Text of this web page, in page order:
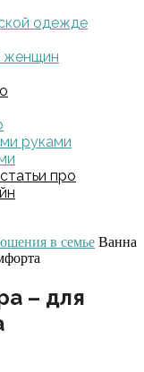
одежде
женщин
руками
про
в семье Ванна
– для